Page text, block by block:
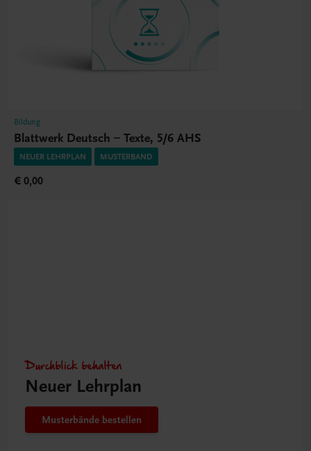
Bildung
Blattwerk Deutsch – Texte, 5/6 AHS
NEUER LEHRPLAN MUSTERBAND
€ 0,00
Durchblick behalten
Neuer Lehrplan
Musterbände bestellen